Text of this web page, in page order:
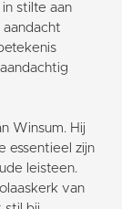
stilte aan
Winsum. Hij
essentieel zijn
leisteen.
van